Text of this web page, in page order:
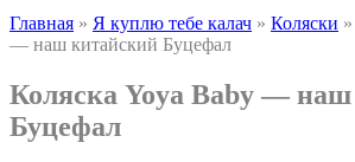
Главная » Я куплю тебе калач » Коляски »
— наш китайский Буцефал
Коляска Yoya Baby —
Буцефал